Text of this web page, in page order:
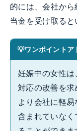
的には、会社か
当金を受け取ると
ワンポイントア
妊娠中の女性
対応の改善を
より会社に軽
含まれていな